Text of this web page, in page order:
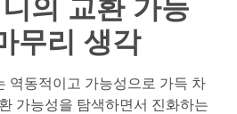
의 교환 가능
무리 생각
역동적이고 가능성으로 가득 차
가능성을 탐색하면서 진화하는